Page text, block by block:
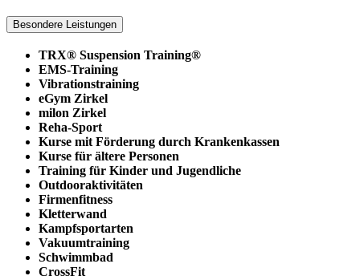
Besondere Leistungen
TRX® Suspension Training®
EMS-Training
Vibrationstraining
eGym Zirkel
milon Zirkel
Reha-Sport
Kurse mit Förderung durch Krankenkassen
Kurse für ältere Personen
Training für Kinder und Jugendliche
Outdooraktivitäten
Firmenfitness
Kletterwand
Kampfsportarten
Vakuumtraining
Schwimmbad
CrossFit